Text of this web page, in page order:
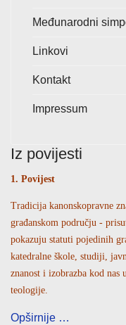
Međunarodni
Linkovi
Kontakt
Impressum
Iz povijesti
1. Povijest
Tradicija kanonskopravne
građanskom području -
pokazuju statuti pojedinih
katedralne škole, studiji,
znanost i izobrazba kod nas
teologije.
Opširnije …